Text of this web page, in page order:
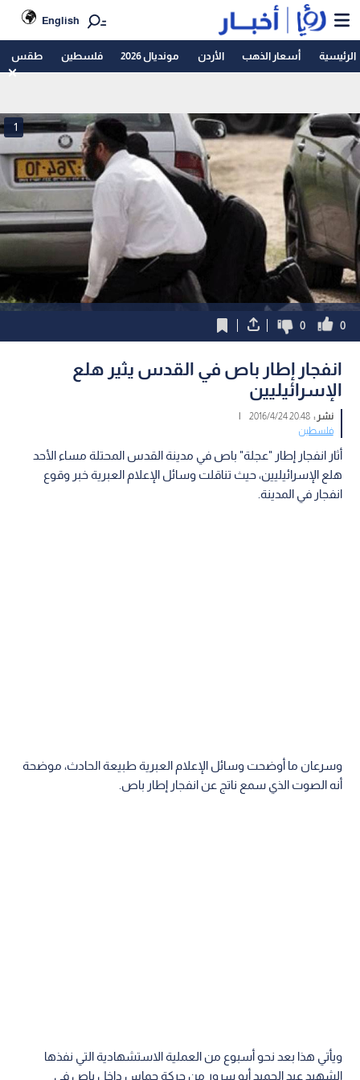
English
الرئيسية أسعار الذهب الأردن مونديال 2026 فلسطين طقس
1
0
0
انفجار إطار باص في القدس يثير هلع
الإسرائيليين
نشر :20:48 2016/4/24
|
فلسطين
أثار انفجار إطار "عجلة" باص في مدينة القدس المحتلة مساء الأحد
هلع الإسرائيليين، حيث تناقلت وسائل الإعلام العبرية خبر وقوع
انفجار في المدينة.
وسرعان ما أوضحت وسائل الإعلام العبرية طبيعة الحادث، موضحة
أنه الصوت الذي سمع ناتج عن انفجار إطار باص.
ويأتي هذا بعد نحو أسبوع من العملية الاستشهادية التي نفذها
الشهيد عبد الحميد أبو سرور من حركة حماس داخل باص في